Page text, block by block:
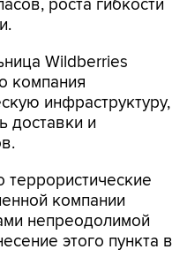
Wildberries
инфраструктуру,
доставки и
непреодолимой
этого пункта в
поэтому эти
возмещению".